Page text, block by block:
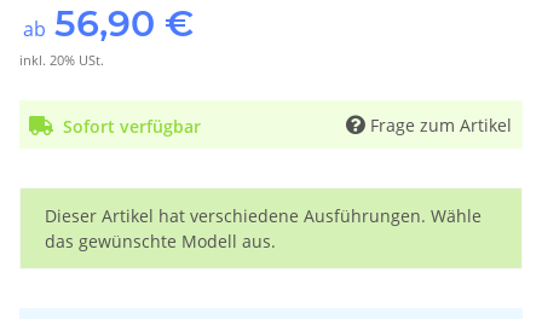
ab 56,90 €
inkl. 20% USt.
Sofort verfügbar Frage zum Artikel
x
Dieser Artikel hat verschiedene Ausführungen. Wähle
das gewünschte Modell aus.